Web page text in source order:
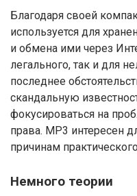
Благодаря своей
используется для
и обмена ими через
легального, так и для
последнее
скандальную
фокусироваться на
права. МР3 интересен
причинам
Немного теории